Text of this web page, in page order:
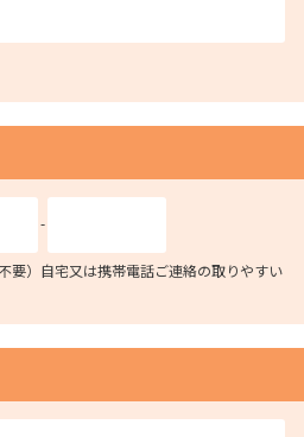
-
要）自宅又は携帯電話ご連絡の取りやすい